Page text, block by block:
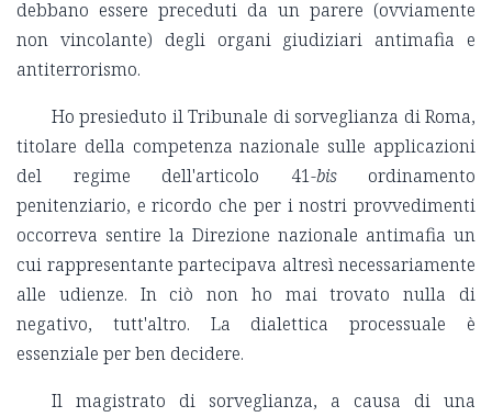
debbano essere preceduti da un parere (ovviamente
non vincolante) degli organi giudiziari antimafia e
antiterrorismo.
Ho presieduto il Tribunale di sorveglianza di Roma,
titolare della competenza nazionale sulle applicazioni
del regime dell'articolo 41-bisordinamento
penitenziario, e ricordo che per i nostri provvedimenti
occorreva sentire la Direzione nazionale antimafia un
cui rappresentante partecipava altresì necessariamente
alle udienze. In ciò non ho mai trovato nulla di
negativo, tutt'altro. La dialettica processuale è
essenziale per ben decidere.
Il magistrato di sorveglianza, a causa di una